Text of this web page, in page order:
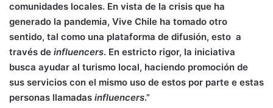
comunidades locales. En vista de la crisis que ha
generado la pandemia, Vive Chile ha tomado otro
sentido, tal como una plataforma de difusión, esto a
través de influencers. En estricto rigor, la iniciativa
busca ayudar al turismo local, haciendo promoción de
sus servicios con el mismo uso de estos por parte e estas
personas llamadas influencers.”